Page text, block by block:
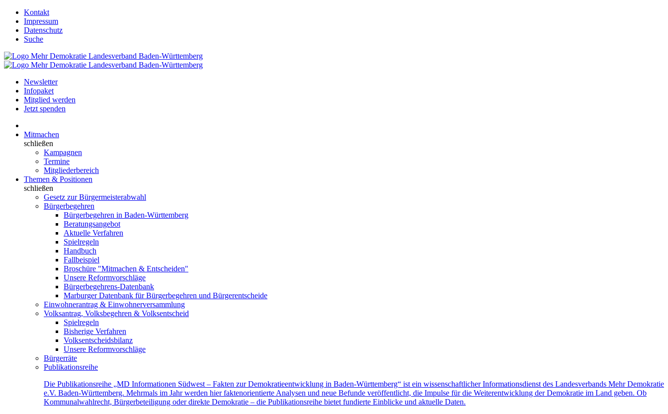
Kontakt
Impressum
Datenschutz
Suche
Newsletter
Infopaket
Mitglied werden
Jetzt spenden
Mitmachen
schließen
Kampagnen
Termine
Mitgliederbereich
Themen & Positionen
schließen
Gesetz zur Bürgermeisterabwahl
Bürgerbegehren
Bürgerbegehren in Baden-Württemberg
Beratungsangebot
Aktuelle Verfahren
Spielregeln
Handbuch
Fallbeispiel
Broschüre "Mitmachen & Entscheiden"
Unsere Reformvorschläge
Bürgerbegehrens-Datenbank
Marburger Datenbank für Bürgerbegehren und Bürgerentscheide
Einwohnerantrag & Einwohnerversammlung
Volksantrag, Volksbegehren & Volksentscheid
Spielregeln
Bisherige Verfahren
Volksentscheidsbilanz
Unsere Reformvorschläge
Bürgerräte
Publikationsreihe
Die Publikationsreihe „MD Informationen Südwest – Fakten zur Demokratieentwicklung in Baden-Württemberg“ ist ein wissenschaftlicher Informationsdienst des Landesverbands Mehr Demokratie
e.V. Baden-Württemberg. Mehrmals im Jahr werden hier faktenorientierte Analysen und neue Befunde veröffentlicht, die Impulse für die Weiterentwicklung der Demokratie im Land geben. Ob
Kommunalwahlrecht, Bürgerbeteiligung oder direkte Demokratie – die Publikationsreihe bietet fundierte Einblicke und aktuelle Daten.